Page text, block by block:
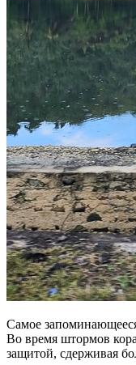
Самое
Во время штормов
защитой, сдерживая